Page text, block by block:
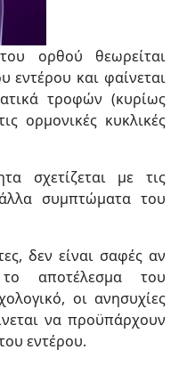
ορθού θεωρείται
εντέρου και φαίνεται
τροφών (κυρίως
ορμονικές κυκλικές
σχετίζεται με τις
συμπτώματα του
δεν είναι σαφές αν
αποτέλεσμα του
οι ανησυχίες
να προϋπάρχουν
εντέρου.